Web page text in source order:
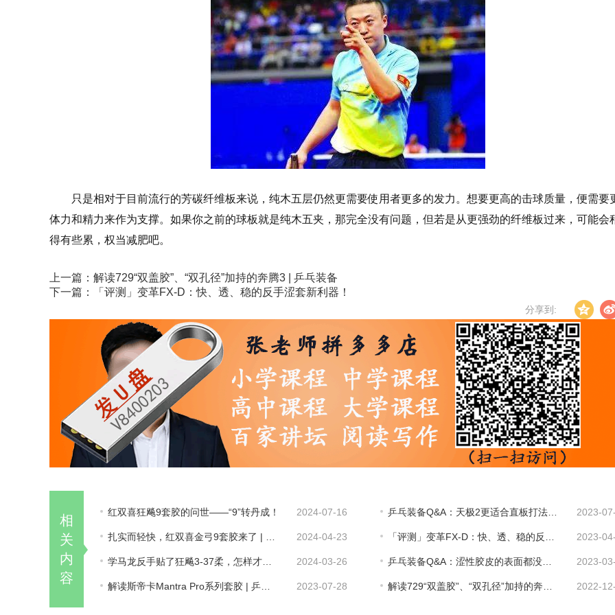
只是相对于目前流行的芳碳纤维板来说，纯木五层仍然更需要使用者更多的发力。想要更高的击球质量，便需要
体力和精力来作为支撑。如果你之前的球板就是纯木五夹，那完全没有问题，但若是从更强劲的纤维板过来，可能会
得有些累，权当减肥吧。
上一篇： 解读729“双盖胶”、“双孔径”加持的奔腾3 | 乒乓装备
下一篇：
「评测」变革FX-D：快、透、稳的反手涩套新利器！
分享到:
相
关
内
容
红双喜狂飚9套胶的问世——“9”转丹成！ 2024-07-16
2024-04-23
2024-03-26
2023-07-28
2023-
2023-
2023-
2022-